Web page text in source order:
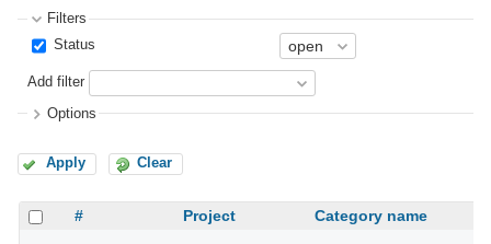
Filters
Status
Add filter
Options
Apply Clear
# Project Category name